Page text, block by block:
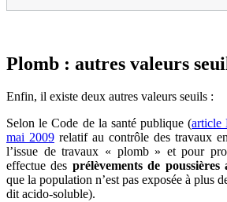
Plomb : autres valeurs
Enfin, il existe deux autres valeurs seuils :
Selon le Code de la santé publique (article
mai 2009 relatif au contrôle des travaux
l’issue de travaux « plomb » et pour
effectue des prélèvements de poussières
que la population n’est pas exposée à plus
dit acido-soluble).